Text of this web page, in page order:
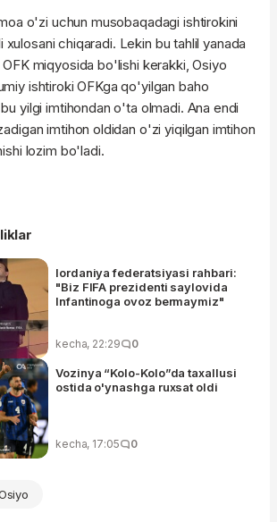
o'zi uchun musobaqadagi ishtirokini
xulosani chiqaradi. Lekin bu tahlil yanada
miqyosida bo'lishi kerakki, Osiyo
ishtiroki OFKga qo'yilgan baho
yilgi imtihondan o'ta olmadi. Ana endi
imtihon oldidan o'zi yiqilgan imtihon
lozim bo'ladi.
Iordaniya federatsiyasi rahbari:
"Biz FIFA prezidenti saylovida
Infantinoga ovoz bermaymiz"
kecha, 22:29 0
Vozinya “Kolo-Kolo”da taxallusi
ostida o'ynashga ruxsat oldi
kecha, 17:05 0